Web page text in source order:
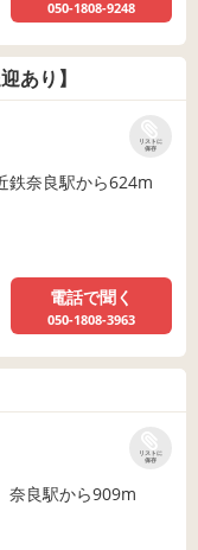
050-1808-9248
あり】
リストに
保存
鉄奈良駅から624m
電話で聞く
050-1808-3963
リストに
保存
奈良駅から909m